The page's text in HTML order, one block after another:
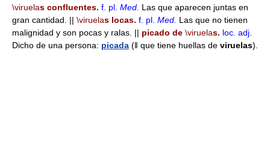
\viruelas confluentes. f. pl. Med. Las que aparecen juntas en
gran cantidad. || \viruelas locas. f. pl. Med. Las que no tienen
malignidad y son pocas y ralas. || picado de \viruelas. loc. adj.
Dicho de una persona: picada (ǁ que tiene huellas de viruelas).